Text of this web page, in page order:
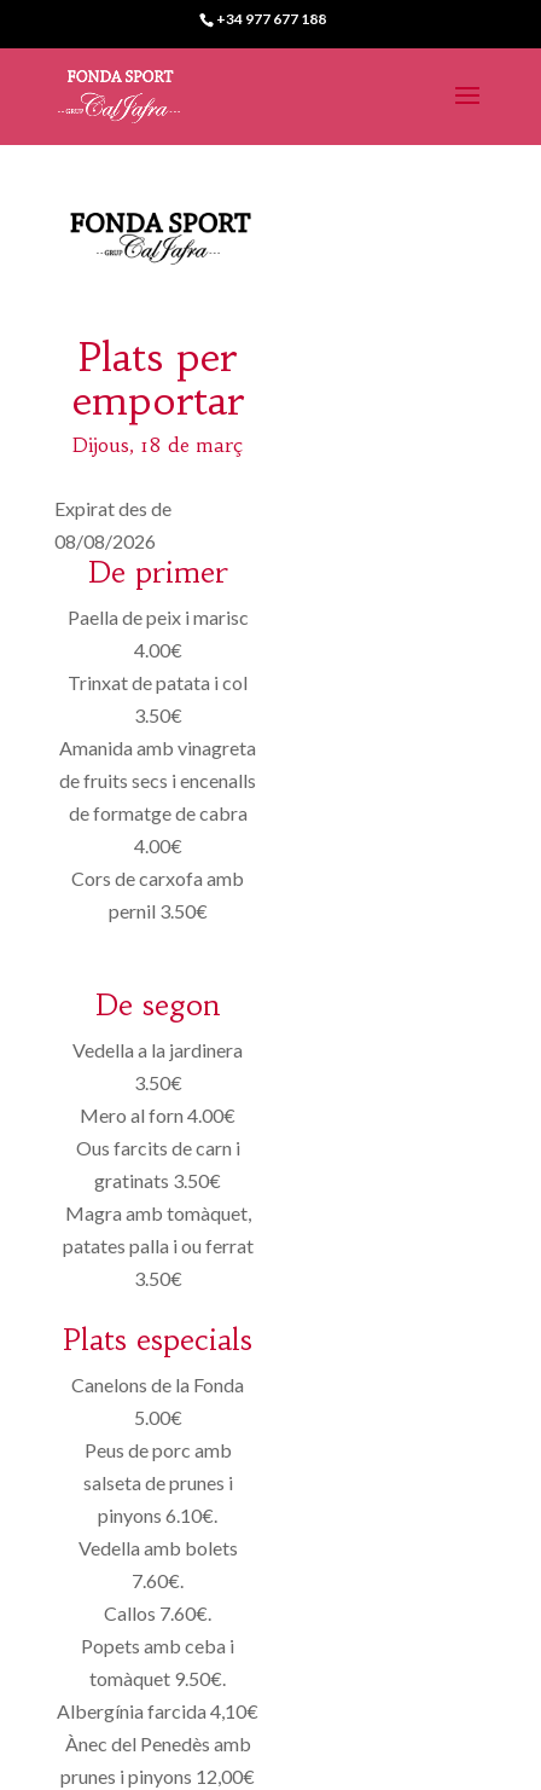
+34 977 677 188
Plats per
emportar
Dijous, 18 de març
Expirat des de
08/08/2026
De primer
Paella de peix i marisc
4.00€
Trinxat de patata i col
3.50€
Amanida amb vinagreta
de fruits secs i encenalls
de formatge de cabra
4.00€
Cors de carxofa amb
pernil 3.50€
De segon
Vedella a la jardinera
3.50€
Mero al forn 4.00€
Ous farcits de carn i
gratinats 3.50€
Magra amb tomàquet,
patates palla i ou ferrat
3.50€
Plats especials
Canelons de la Fonda
5.00€
Peus de porc amb
salseta de prunes i
pinyons 6.10€.
Vedella amb bolets
7.60€.
Callos 7.60€.
Popets amb ceba i
tomàquet 9.50€.
Albergínia farcida 4,10€
Ànec del Penedès amb
prunes i pinyons 12,00€